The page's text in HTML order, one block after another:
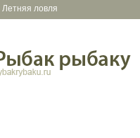
Летняя ловля